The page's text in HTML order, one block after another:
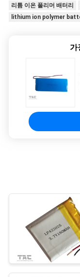
리튬 이온 폴리머 배터리
lithium ion polymer
가